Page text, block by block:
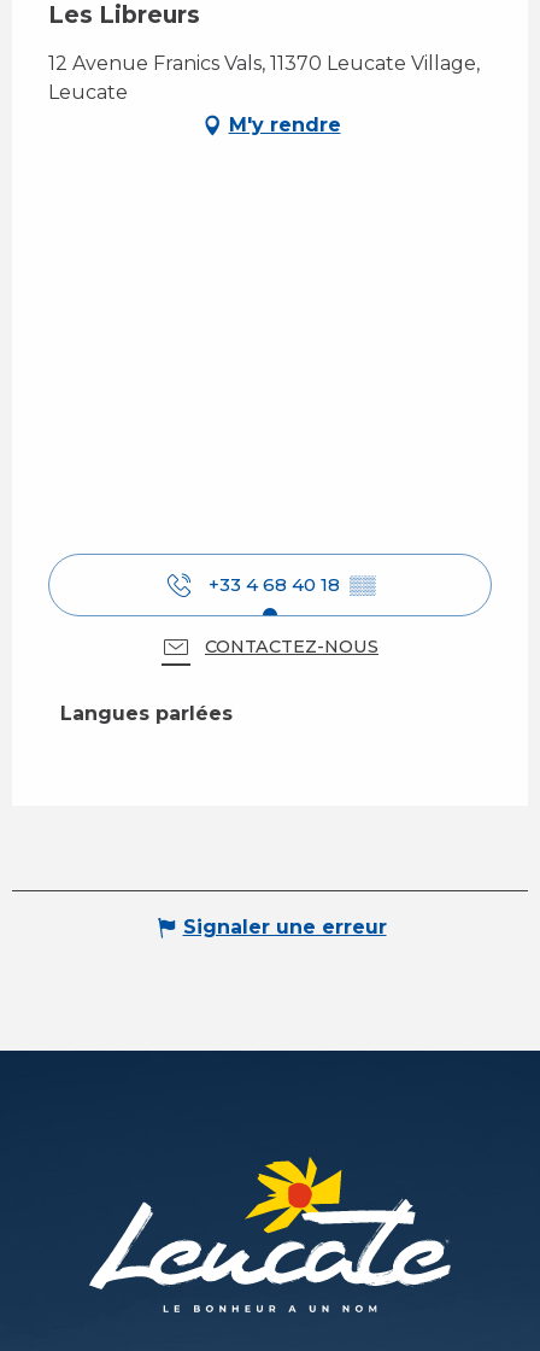
Les Libreurs
12 Avenue Franics Vals, 11370 Leucate Village,
Leucate
M'y rendre
+33 4 68 40 18 ▒▒
CONTACTEZ-NOUS
Langues parlées
Langues parlées
Signaler une erreur